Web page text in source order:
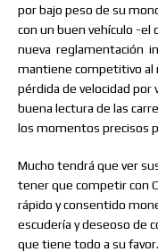
por bajo peso de su
con un buen vehículo -el
nueva reglamentación
mantiene competitivo al
pérdida de velocidad
buena lectura de las
los momentos precisos
Mucho tendrá que ver
tener que competir con
rápido y consentido
escudería y deseoso de
que tiene todo a su